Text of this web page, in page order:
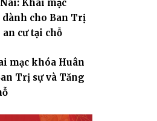
Khai mạc
cho Ban Trị
cư tại chỗ
mạc khóa Huân
Trị sự và Tăng